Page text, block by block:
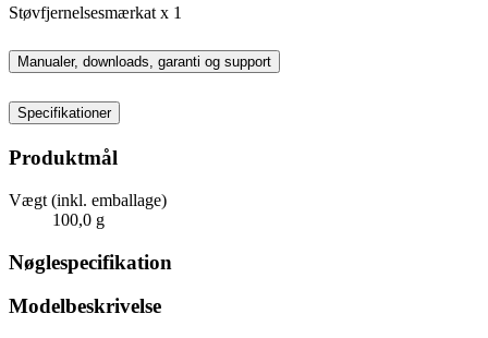
Støvfjernelsesmærkat x 1
Manualer, downloads, garanti og support
Specifikationer
Produktmål
Vægt (inkl. emballage)
100,0 g
Nøglespecifikation
Modelbeskrivelse